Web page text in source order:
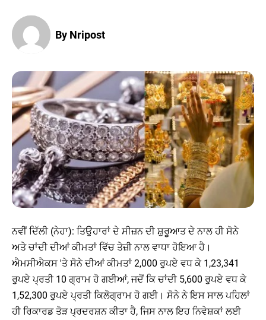
By Nripost
ਨਵੀਂ ਦਿੱਲੀ (ਨੇਹਾ): ਤਿਉਹਾਰਾਂ ਦੇ ਸੀਜ਼ਨ ਦੀ ਸ਼ੁਰੂਆਤ ਦੇ ਨਾਲ ਹੀ ਸੋਨੇ
ਅਤੇ ਚਾਂਦੀ ਦੀਆਂ ਕੀਮਤਾਂ ਵਿੱਚ ਤੇਜ਼ੀ ਨਾਲ ਵਾਧਾ ਹੋਇਆ ਹੈ।
ਐਮਸੀਐਕਸ 'ਤੇ ਸੋਨੇ ਦੀਆਂ ਕੀਮਤਾਂ 2,000 ਰੁਪਏ ਵਧ ਕੇ 1,23,341
ਰੁਪਏ ਪ੍ਰਤੀ 10 ਗ੍ਰਾਮ ਹੋ ਗਈਆਂ, ਜਦੋਂ ਕਿ ਚਾਂਦੀ 5,600 ਰੁਪਏ ਵਧ ਕੇ
1,52,300 ਰੁਪਏ ਪ੍ਰਤੀ ਕਿਲੋਗ੍ਰਾਮ ਹੋ ਗਈ। ਸੋਨੇ ਨੇ ਇਸ ਸਾਲ ਪਹਿਲਾਂ
ਹੀ ਰਿਕਾਰਡ ਤੋੜ ਪ੍ਰਦਰਸ਼ਨ ਕੀਤਾ ਹੈ, ਜਿਸ ਨਾਲ ਇਹ ਨਿਵੇਸ਼ਕਾਂ ਲਈ